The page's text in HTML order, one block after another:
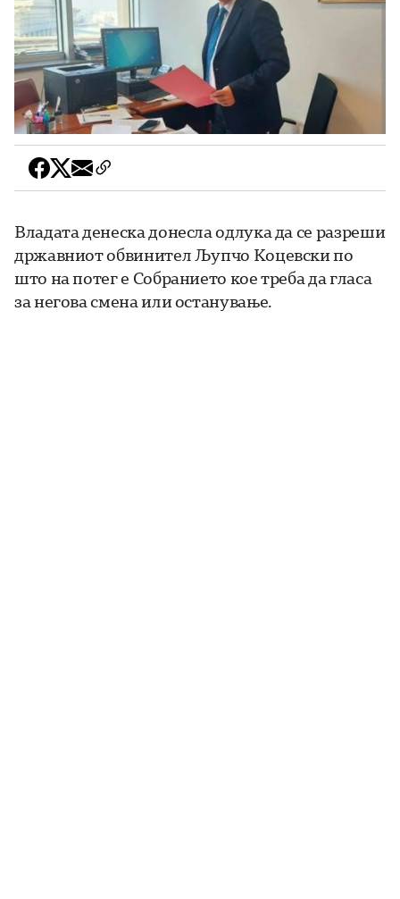
Владата денеска донесла одлука да се разреши
државниот обвинител Љупчо Коцевски по
што на потег е Собранието кое треба да гласа
за негова смена или останување.